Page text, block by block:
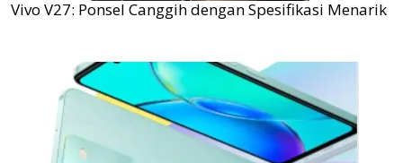
Vivo V27: Ponsel Canggih dengan Spesifikasi Menarik